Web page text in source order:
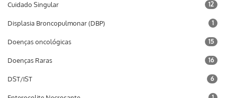
Cuidado Singular 12
Displasia Broncopulmonar (DBP) 1
Doenças oncológicas 15
Doenças Raras 16
DST/IST 6